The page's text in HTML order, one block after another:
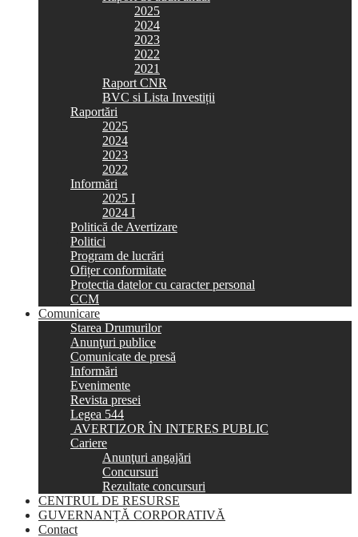
2025
2024
2023
2022
2021
Raport CNR
BVC si Lista Investiții
Raportări
2025
2024
2023
2022
Informări
2025 I
2024 I
Politică de Avertizare
Politici
Program de lucrări
Ofițer conformitate
Protectia datelor cu caracter personal
CCM
Comunicare
Starea Drumurilor
Anunţuri publice
Comunicate de presă
Informări
Evenimente
Revista presei
Legea 544
AVERTIZOR ÎN INTERES PUBLIC
Cariere
Anunţuri angajări
Concursuri
Rezultate concursuri
CENTRUL DE RESURSE
GUVERNANȚĂ CORPORATIVĂ
Contact